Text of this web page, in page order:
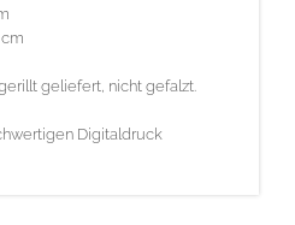
geliefert, nicht gefalzt.
Digitaldruck